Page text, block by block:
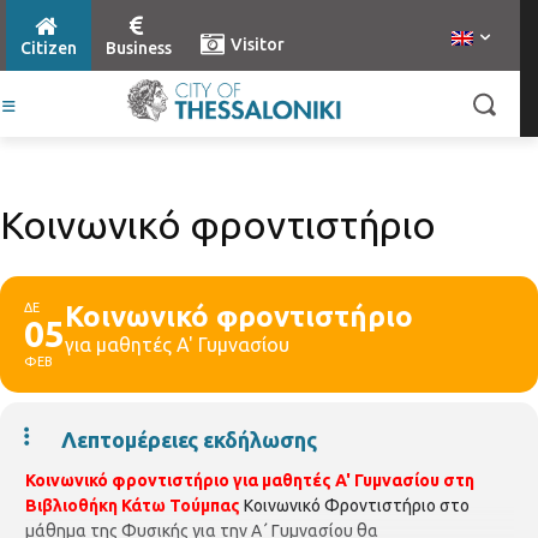
Citizen Business Visitor
Κοινωνικό φροντιστήριο
ΔΕ
05
ΦΕΒ
Κοινωνικό φροντιστήριο
για μαθητές A' Γυμνασίου
Λεπτομέρειες εκδήλωσης
Κοινωνικό φροντιστήριο για μαθητές A' Γυμνασίου στη
Βιβλιοθήκη Κάτω Τούμπας Κοινωνικό Φροντιστήριο στο
μάθημα της Φυσικής για την Α΄ Γυμνασίου θα